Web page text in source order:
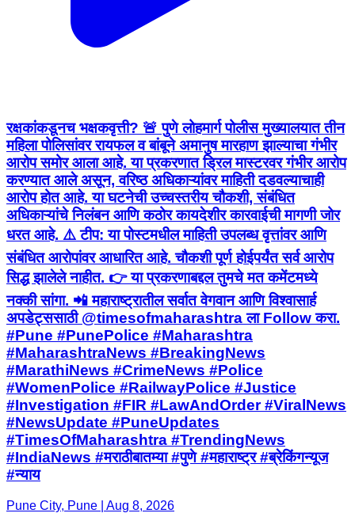
रक्षकांकडूनच भक्षकवृत्ती? 🚨 पुणे लोहमार्ग पोलीस मुख्यालयात तीन
महिला पोलिसांवर रायफल व बांबूने अमानुष मारहाण झाल्याचा गंभीर
आरोप समोर आला आहे. या प्रकरणात ड्रिल मास्टरवर गंभीर आरोप
करण्यात आले असून, वरिष्ठ अधिकाऱ्यांवर माहिती दडवल्याचाही
आरोप होत आहे. या घटनेची उच्चस्तरीय चौकशी, संबंधित
अधिकाऱ्यांचे निलंबन आणि कठोर कायदेशीर कारवाईची मागणी जोर
धरत आहे. ⚠️ टीप: या पोस्टमधील माहिती उपलब्ध वृत्तांवर आणि
संबंधित आरोपांवर आधारित आहे. चौकशी पूर्ण होईपर्यंत सर्व आरोप
सिद्ध झालेले नाहीत. 👉 या प्रकरणाबद्दल तुमचे मत कमेंटमध्ये
नक्की सांगा. 📲 महाराष्ट्रातील सर्वात वेगवान आणि विश्वासार्ह
अपडेट्ससाठी @timesofmaharashtra ला Follow करा.
#Pune #PunePolice #Maharashtra
#MaharashtraNews #BreakingNews
#MarathiNews #CrimeNews #Police
#WomenPolice #RailwayPolice #Justice
#Investigation #FIR #LawAndOrder #ViralNews
#NewsUpdate #PuneUpdates
#TimesOfMaharashtra #TrendingNews
#IndiaNews #मराठीबातम्या #पुणे #महाराष्ट्र #ब्रेकिंगन्यूज
#न्याय
Pune City, Pune | Aug 8, 2026